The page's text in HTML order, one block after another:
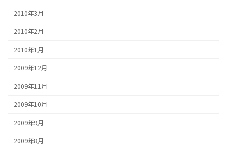
2010年3月
2010年2月
2010年1月
2009年12月
2009年11月
2009年10月
2009年9月
2009年8月